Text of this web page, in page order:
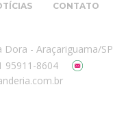
CONTATO
Dora - Araçariguama/SP
95911-8604